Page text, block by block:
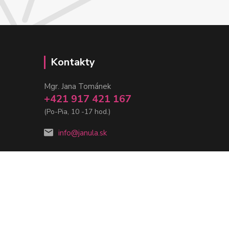
Kontakty
Mgr. Jana Tománek
+421 917 421 167
(Po-Pia, 10 -17 hod.)
info@janula.sk